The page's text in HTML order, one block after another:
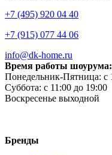
+7 (495) 920 04 40
+7 (915) 077 44 06
info@dk-home.ru
Время работы шоурума:
Понедельник-Пятница: c
Суббота: c 11:00 до 19:00
Воскресенье выходной
Бренды